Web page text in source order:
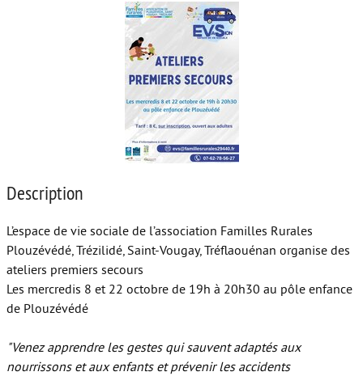
Protéger les enfants
Face au handicap
Face au deuil
Sortir en famille
Vie de couple
Description
L’espace de vie sociale de l’association Familles Rurales
Plouzévédé, Trézilidé, Saint-Vougay, Tréflaouénan organise des
ateliers premiers secours
Les mercredis 8 et 22 octobre de 19h à 20h30 au pôle enfance
de Plouzévédé
"Venez apprendre les gestes qui sauvent adaptés aux
nourrissons et aux enfants et prévenir les accidents